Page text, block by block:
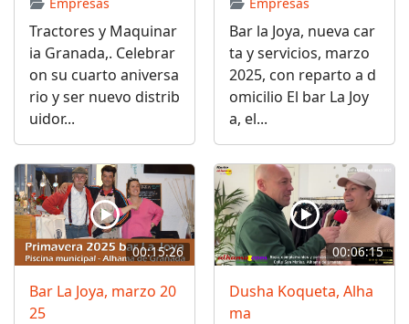
Tractores y Maquinar
ia Granada,. Celebrar
on su cuarto aniversa
rio y ser nuevo distrib
uidor...
Bar la Joya, nueva car
ta y servicios, marzo
2025, con reparto a d
omicilio El bar La Joy
a, el...
00:15:26
Bar La Joya, marzo 20
25
00:06:15
Dusha Koqueta, Alha
ma